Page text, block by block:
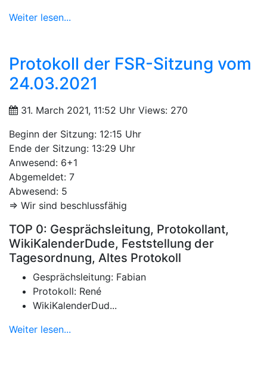
Weiter lesen...
Protokoll der FSR-Sitzung vom
24.03.2021
31. March 2021, 11:52 Uhr Views: 270
Beginn der Sitzung: 12:15 Uhr
Ende der Sitzung: 13:29 Uhr
Anwesend: 6+1
Abgemeldet: 7
Abwesend: 5
=> Wir sind beschlussfähig
TOP 0: Gesprächsleitung, Protokollant,
WikiKalenderDude, Feststellung der
Tagesordnung, Altes Protokoll
Gesprächsleitung: Fabian
Protokoll: René
WikiKalenderDud...
Weiter lesen...